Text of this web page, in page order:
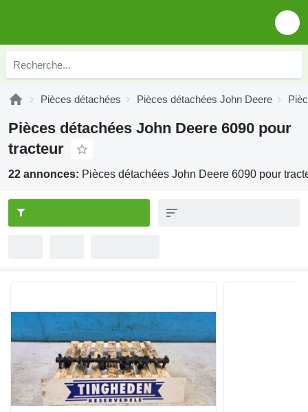
Pièces détachées Pièces détachées John Deere
Pièces détachées John Deere 6090 pour
tracteur
22 annonces: Pièces détachées John Deere 6090 pour